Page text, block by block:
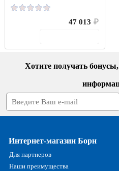
47 013 ₽
Хотите получать
Интернет-магазин Борн
Для партнеров
Наши преимущества